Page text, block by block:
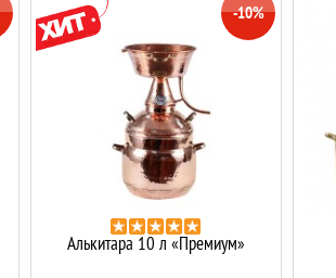
Алькитара 10 л «Премиум»
-10%